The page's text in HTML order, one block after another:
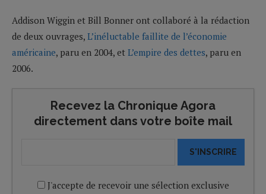
Addison Wiggin et Bill Bonner ont collaboré à la rédaction
de deux ouvrages, L’inéluctable faillite de l’économie
américaine, paru en 2004, et L’empire des dettes, paru en
2006.
Recevez la Chronique Agora
directement dans votre boîte mail
S'INSCRIRE
J'accepte de recevoir une sélection exclusive